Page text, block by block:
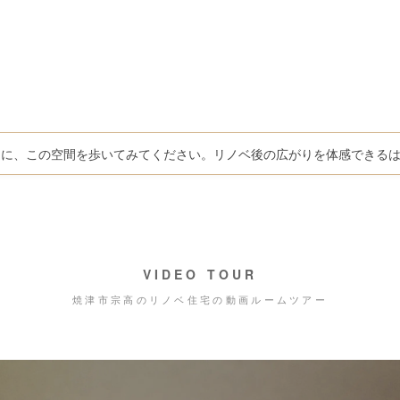
、この空間を歩いてみてください。リノベ後の広がりを体感できる
VIDEO TOUR
焼津市宗高のリノベ住宅の動画ルームツアー